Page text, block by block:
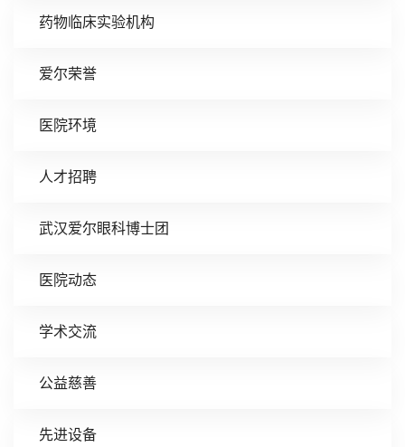
药物临床实验机构
爱尔荣誉
医院环境
人才招聘
武汉爱尔眼科博士团
医院动态
学术交流
公益慈善
先进设备